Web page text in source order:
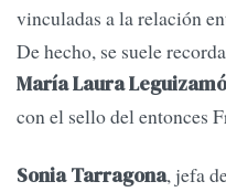
vinculadas a la relación
De hecho, se suele
María Laura
con el sello del entonces
Sonia Tarragona, jefa